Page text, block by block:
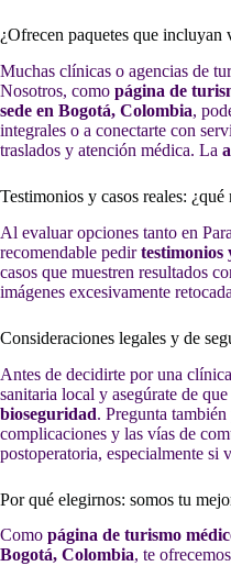
¿Ofrecen paquetes que incluyan
Muchas clínicas o agencias de
Nosotros, como página de
sede en Bogotá, Colombia,
integrales o a conectarte con
traslados y atención médica. La
Testimonios y casos reales: ¿qué
Al evaluar opciones tanto en
recomendable pedirtestimonios
casos que muestren resultados
imágenes excesivamente
Consideraciones legales y de
Antes de decidirte por una
sanitaria local y asegúrate de
bioseguridad. Pregunta
complicaciones y las vías de
postoperatoria, especialmente si
Por qué elegirnos: somos tu
Como página de turismo
Bogotá, Colombia, te